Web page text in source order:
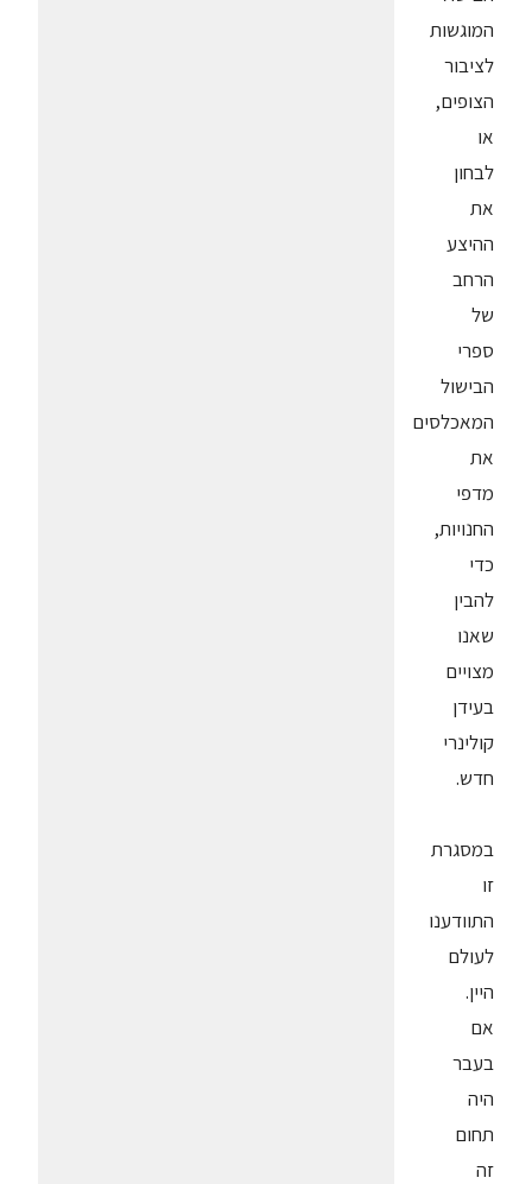
המוגשות
לציבור
הצופים,
או
לבחון
את
ההיצע
הרחב
של
ספרי
הבישול
המאכלסים
את
מדפי
החנויות,
כדי
להבין
שאנו
מצויים
בעידן
קולינרי
חדש.
במסגרת
זו
התוודענו
לעולם
היין.
אם
בעבר
היה
תחום
זה